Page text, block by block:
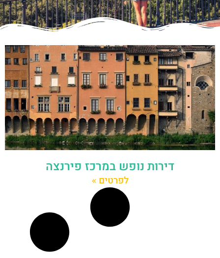
דירות נופש במרכז פירנצה
לפרטים »